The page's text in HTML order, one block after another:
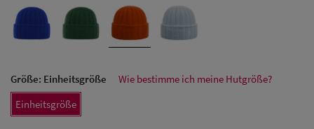
Herren Caps
Baseball Cpas
Herren UV-
Größe: Einheitsgröße
Wie bestimme ich meine Hutgröße?
Einheitsgröße